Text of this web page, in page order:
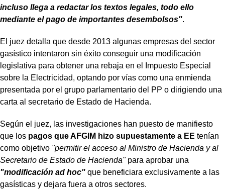
incluso llega a redactar los textos legales, todo ello
mediante el pago de importantes desembolsos".
El juez detalla que desde 2013 algunas empresas del sector
gasístico intentaron sin éxito conseguir una modificación
legislativa para obtener una rebaja en el Impuesto Especial
sobre la Electricidad, optando por vías como una enmienda
presentada por el grupo parlamentario del PP o dirigiendo una
carta al secretario de Estado de Hacienda.
Según el juez, las investigaciones han puesto de manifiesto
que los pagos que AFGIM hizo supuestamente a EE tenían
como objetivo "permitir el acceso al Ministro de Hacienda y al
Secretario de Estado de Hacienda"para aprobar una
"modificación ad hoc" que beneficiara exclusivamente a las
gasísticas y dejara fuera a otros sectores.